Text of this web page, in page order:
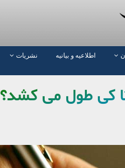
اطلاعیه و بیانیه نشریات
کی طول می کشد؟